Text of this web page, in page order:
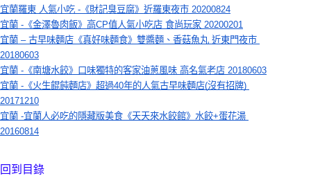
宜蘭羅東 人氣小吃 -《財記臭豆腐》近羅東夜市 20200824
宜蘭 -《金澤魯肉飯》高CP值人氣小吃店 食尚玩家 20200201
宜蘭 – 古早味麵店《真好味麵食》雙醬麵、香菇魚丸 近東門夜市
20180603
宜蘭 -《南塘水餃》口味獨特的客家油蔥風味 高名氣老店 20180603
宜蘭 -《火生餛飩麵店》超過40年的人氣古早味麵店(沒有招牌)
20171210
宜蘭 -宜蘭人必吃的隱藏版美食《天天來水餃館》水餃+蛋花湯
20160814
回到目錄